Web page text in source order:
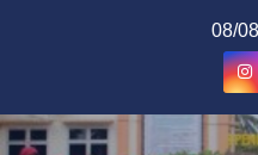
08/